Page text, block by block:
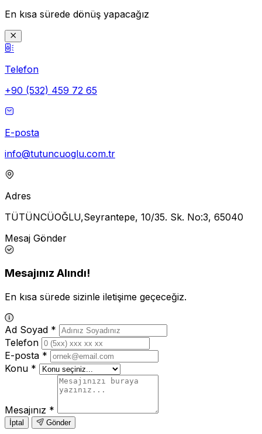
En kısa sürede dönüş yapacağız
Telefon
+90 (532) 459 72 65
E-posta
info@tutuncuoglu.com.tr
Adres
TÜTÜNCÜOĞLU,Seyrantepe, 10/35. Sk. No:3, 65040
Mesaj Gönder
Mesajınız Alındı!
En kısa sürede sizinle iletişime geçeceğiz.
Ad Soyad *
Telefon
E-posta *
Konu *
Mesajınız *
İptal Gönder